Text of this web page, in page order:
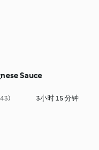
Sauce
3小时 15 分钟